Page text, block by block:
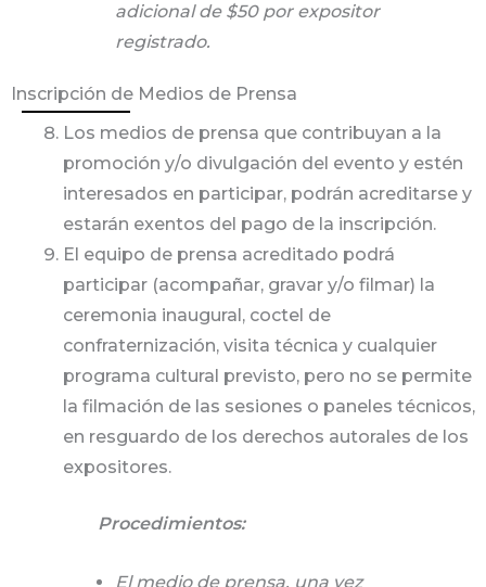
adicional de $50 por expositor
registrado.
Inscripción de Medios de Prensa
Los medios de prensa que contribuyan a la
promoción y/o divulgación del evento y estén
interesados en participar, podrán acreditarse y
estarán exentos del pago de la inscripción.
El equipo de prensa acreditado podrá
participar (acompañar, gravar y/o filmar) la
ceremonia inaugural, coctel de
confraternización, visita técnica y cualquier
programa cultural previsto, pero no se permite
la filmación de las sesiones o paneles técnicos,
en resguardo de los derechos autorales de los
expositores.
Procedimientos:
El medio de prensa, una vez